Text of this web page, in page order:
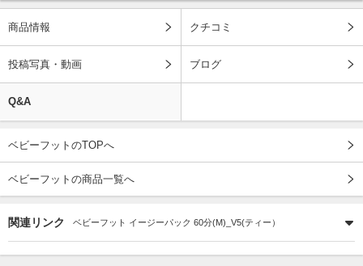
商品情報 クチコミ
投稿写真・動画 ブログ
Q&A
ベビーフットのTOPへ
ベビーフットの商品一覧へ
関連リンク ベビーフット イージーパック 60分(M)_V5(ティー）